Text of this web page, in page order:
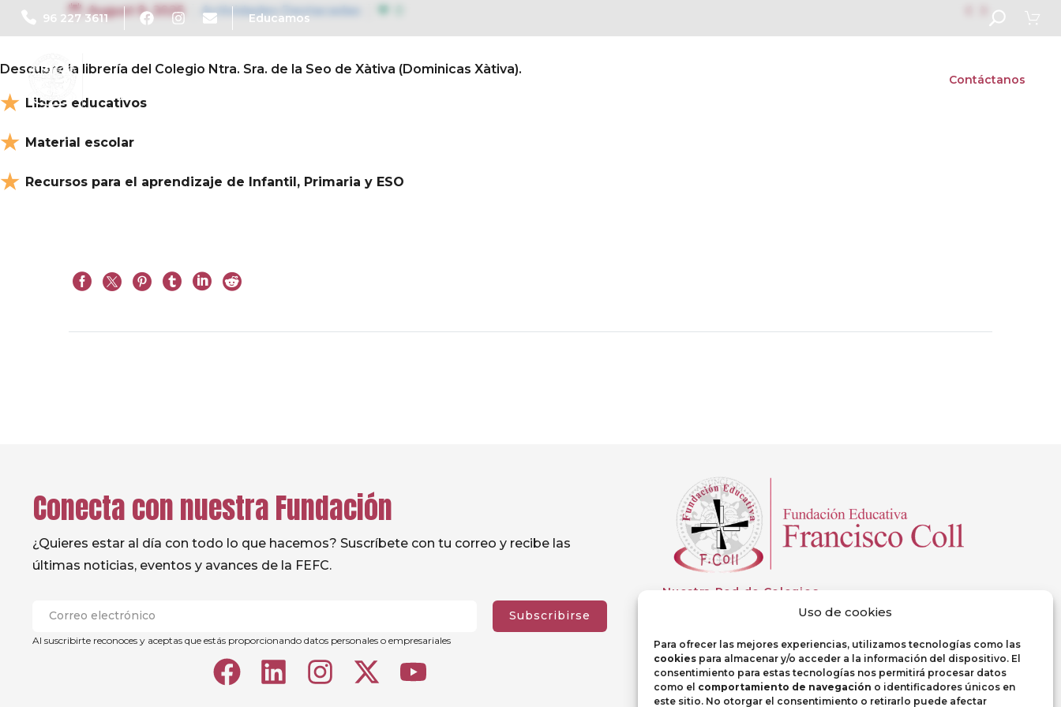
Uso de cookies
Para ofrecer las mejores experiencias, utilizamos tecnologías como las
cookies para almacenar y/o acceder a la información del dispositivo. El
consentimiento para estas tecnologías nos permitirá procesar datos
como el comportamiento de navegación o identificadores únicos en
este sitio. No otorgar el consentimiento o retirarlo puede afectar
96 227 3611 Educamos
Contáctanos
August 9, 2025 Actividades Destacadas
Descubre la librería del Colegio Ntra. Sra. de la Seo de Xàtiva (Dominicas Xàtiva).
★ Libros educativos
★ Material escolar
★ Recursos para el aprendizaje de Infantil, Primaria y ESO
Conecta con nuestra Fundación
¿Quieres estar al día con todo lo que hacemos? Suscríbete con tu correo y recibe las
últimas noticias, eventos y avances de la FEFC.
Subscribirse
Al suscribirte reconoces y aceptas que estás proporcionando datos personales o empresariales
Nuestra Red de Colegios